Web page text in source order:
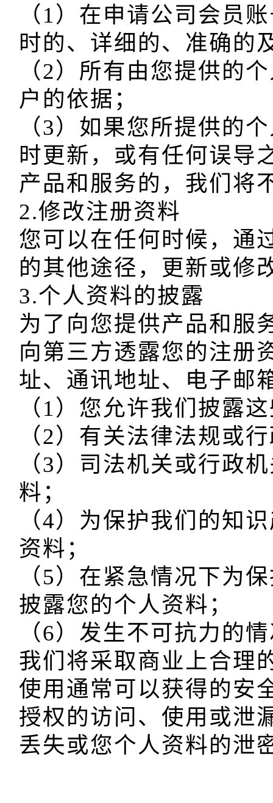
（1）在申请公司会员
时的、详细的、准确的
（2）所有由您提供的
户的依据；
（3）如果您所提供的
时更新，或有任何误导
产品和服务的，我们将
2.修改注册资料
您可以在任何时候，通
的其他途径，更新或修
3.个人资料的披露
为了向您提供产品和服
向第三方透露您的注册
址、通讯地址、电子邮
（1）您允许我们披露
（2）有关法律法规或
（3）司法机关或行政
料；
（4）为保护我们的知
资料；
（5）在紧急情况下为
披露您的个人资料；
（6）发生不可抗力的
我们将采取商业上合理
使用通常可以获得的安
授权的访问、使用或泄
丢失或您个人资料的泄